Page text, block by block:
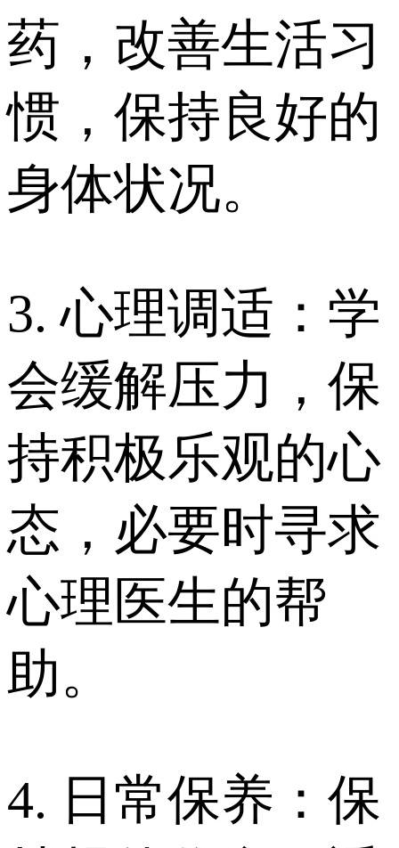
药，改善生活习
惯，保持良好的
身体状况。
3. 心理调适：学
会缓解压力，保
持积极乐观的心
态，必要时寻求
心理医生的帮
助。
4. 日常保养：保